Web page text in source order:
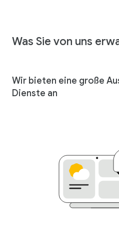
Was Sie von uns
Wir bieten eine große
Dienste an